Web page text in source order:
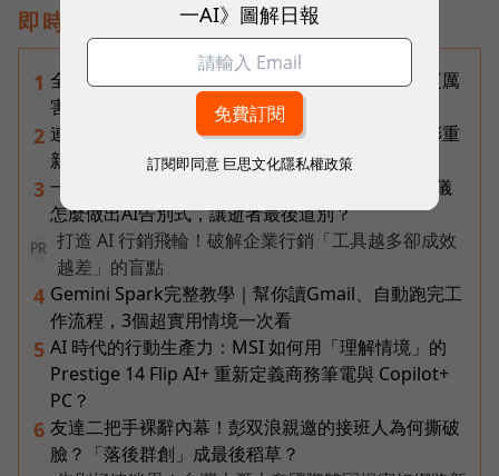
即時熱門文章
1 全台最大全聯首日業績破百萬，蔡篤昌：還會有更厲
害的大型店！為何把餐廳健身房都搬上樓？
2 連黃仁勳都叫年輕人當水電工！程世嘉：智慧通膨重
新定義「有價值的人」到底什麼樣子？
3 一張遺照「開口」說話，中間有8道關卡！翊嘉禮儀
怎麼做出AI告別式，讓逝者最後道別？
PR
打造 AI 行銷飛輪！破解企業行銷「工具越多卻成效
越差」的盲點
4 Gemini Spark完整教學｜幫你讀Gmail、自動跑完工
作流程，3個超實用情境一次看
5 AI 時代的行動生產力：MSI 如何用「理解情境」的
Prestige 14 Flip AI+ 重新定義商務筆電與 Copilot+
PC？
6 友達二把手裸辭內幕！彭双浪親邀的接班人為何撕破
臉？「落後群創」成最後稻草？
一AI》圖解日報
訂閱即同意 巨思文化隱私權政策